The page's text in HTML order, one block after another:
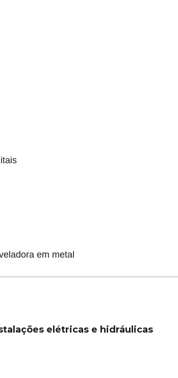
em metal
elétricas e hidráulicas